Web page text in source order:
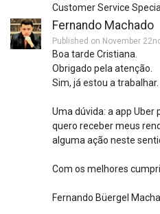
Customer Service
Fernando Machado
Published on November
Boa tarde Cristiana.
Obrigado pela atenção.
Sim, já estou a trabalhar.
Uma dúvida: a app Uber
quero receber meus
alguma ação neste
Com os melhores
Fernando Büergel